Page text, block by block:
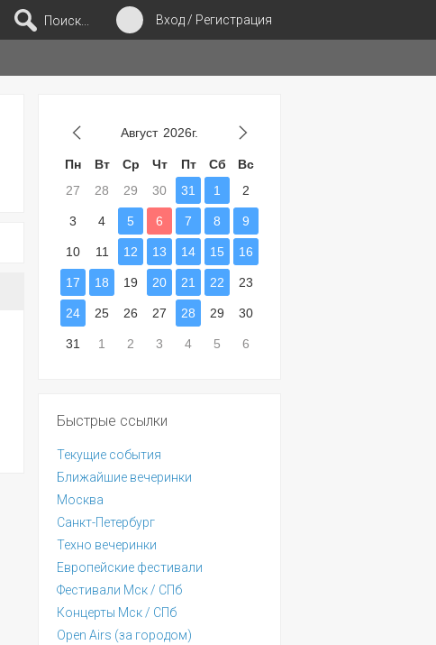
Вход / Регистрация
Поиск...
Август 2026г.
Пн Вт Ср Чт Пт Сб
Вс
27
28 29 30 31 1 2
3 4 5 6 7 8 9
10 11 12 13 14 15 16
17 18 19 20 21 22 23
24 25 26 27 28 29 30
31 1 2 3 4 5 6
Быстрые ссылки
Текущие события
Ближайшие вечеринки
Москва
Санкт-Петербург
Техно вечеринки
Европейские фестивали
Фестивали Мск / СПб
Концерты Мск / СПб
Open Airs (за городом)